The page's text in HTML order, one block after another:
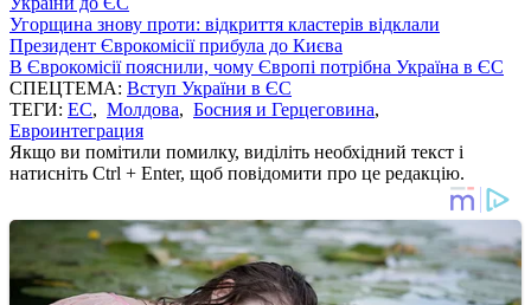
Угорщина знову проти: відкриття кластерів відклали
Президент Єврокомісії прибула до Києва
В Єврокомісії пояснили, чому Європі потрібна Україна в ЄС
СПЕЦТЕМА: Вступ України в ЄС
ТЕГИ: ЕС, Молдова, Босния и Герцеговина,
Евроинтеграция
Якщо ви помітили помилку, виділіть необхідний текст і
натисніть Ctrl + Enter, щоб повідомити про це редакцію.